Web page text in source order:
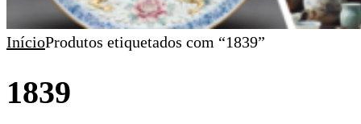
InícioProdutos etiquetados com “1839”
1839